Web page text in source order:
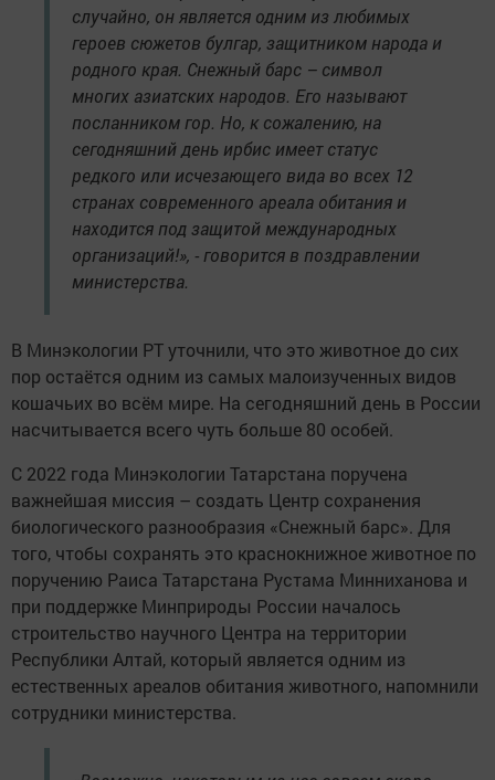
случайно, он является одним из любимых
героев сюжетов булгар, защитником народа и
родного края. Снежный барс – символ
многих азиатских народов. Его называют
посланником гор. Но, к сожалению, на
сегодняшний день ирбис имеет статус
редкого или исчезающего вида во всех 12
странах современного ареала обитания и
находится под защитой международных
организаций!», - говорится в поздравлении
министерства.
В Минэкологии РТ уточнили, что это животное до сих
пор остаётся одним из самых малоизученных видов
кошачьих во всём мире. На сегодняшний день в России
насчитывается всего чуть больше 80 особей.
С 2022 года Минэкологии Татарстана поручена
важнейшая миссия – создать Центр сохранения
биологического разнообразия «Снежный барс». Для
того, чтобы сохранять это краснокнижное животное по
поручению Раиса Татарстана Рустама Минниханова и
при поддержке Минприроды России началось
строительство научного Центра на территории
Республики Алтай, который является одним из
естественных ареалов обитания животного, напомнили
сотрудники министерства.